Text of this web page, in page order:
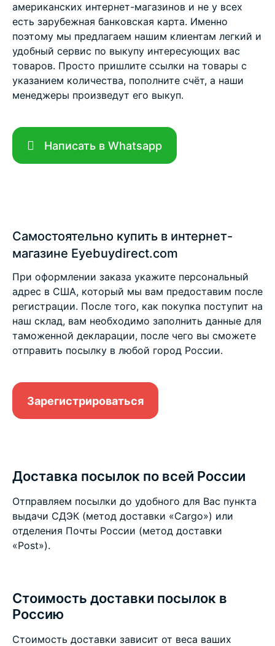
американских интернет-магазинов и не у всех
есть зарубежная банковская карта. Именно
поэтому мы предлагаем нашим клиентам легкий и
удобный сервис по выкупу интересующих вас
товаров. Просто пришлите ссылки на товары с
указанием количества, пополните счёт, а наши
менеджеры произведут его выкуп.
Написать в Whatsapp
Самостоятельно купить в интернет-
магазине Eyebuydirect.com
При оформлении заказа укажите персональный
адрес в США, который мы вам предоставим после
регистрации. После того, как покупка поступит на
наш склад, вам необходимо заполнить данные для
таможенной декларации, после чего вы сможете
отправить посылку в любой город России.
Зарегистрироваться
Доставка посылок по всей России
Отправляем посылки до удобного для Вас пункта
выдачи СДЭК (метод доставки «Cargo») или
отделения Почты России (метод доставки
«Post»).
Стоимость доставки посылок в
Россию
Стоимость доставки зависит от веса ваших